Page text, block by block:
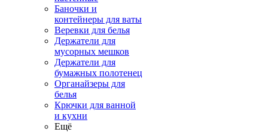
Баночки и
контейнеры для ваты
Веревки для белья
Держатели для
мусорных мешков
Держатели для
бумажных полотенец
Органайзеры для
белья
Крючки для ванной
и кухни
Ещё